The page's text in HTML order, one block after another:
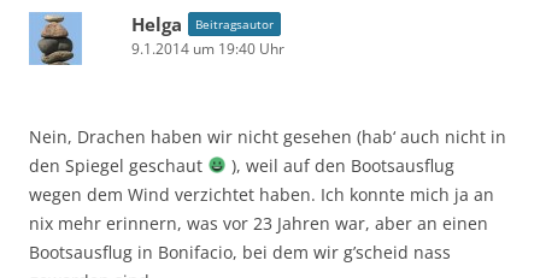
Helga Beitragsautor
9.1.2014 um 19:40 Uhr
Nein, Drachen haben wir nicht gesehen (hab‘ auch nicht in
den Spiegel geschaut
), weil auf den Bootsausflug
wegen dem Wind verzichtet haben. Ich konnte mich ja an
nix mehr erinnern, was vor 23 Jahren war, aber an einen
Bootsausflug in Bonifacio, bei dem wir g’scheid nass